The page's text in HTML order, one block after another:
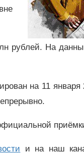
рублей. На
на 11
и на наш